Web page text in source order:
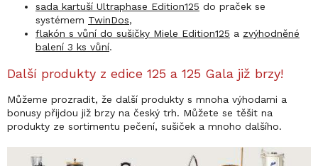
sada kartuší Ultraphase Edition125 do praček se
systémem TwinDos,
flakón s vůní do sušičky Miele Edition125 a zvýhodněné
balení 3 ks vůní.
Další produkty z edice 125 a 125 Gala již brzy!
Můžeme prozradit, že další produkty s mnoha výhodami a
bonusy přijdou již brzy na český trh. Můžete se těšit na
produkty ze sortimentu pečení, sušiček a mnoho dalšího.